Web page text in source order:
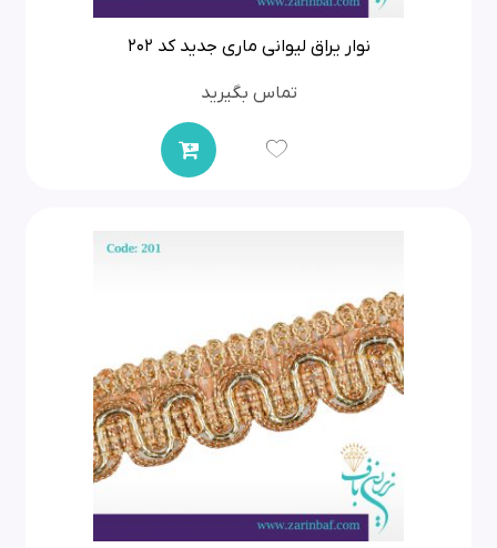
نوار یراق لیوانی ماری جدید کد 202
تماس بگیرید